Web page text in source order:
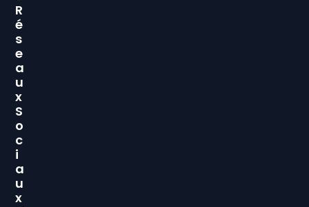
R
É
S
E
A
U
X
S
O
C
I
A
U
X